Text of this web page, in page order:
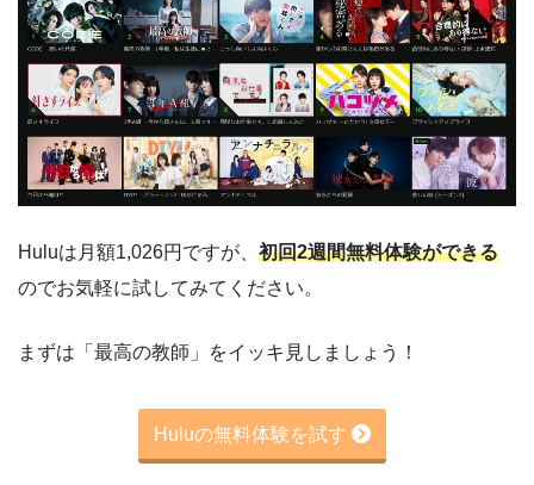
Huluは月額1,026円ですが、 初回2週間無料体験ができる
のでお気軽に試してみてください。
まずは「最高の教師」をイッキ見しましょう！
Huluの無料体験を試す